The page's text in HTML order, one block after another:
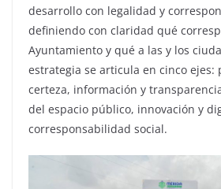
desarrollo con legalidad y
definiendo con claridad qué
Ayuntamiento y qué a las y los
estrategia se articula en cinco ejes:
certeza, información y
del espacio público, innovación y
corresponsabilidad social.